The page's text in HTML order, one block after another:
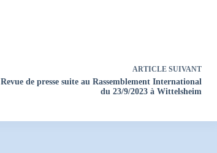
ARTICLESUIVANT
Revue de presse suite au Rassemblement International
du 23/9/2023 à Wittelsheim